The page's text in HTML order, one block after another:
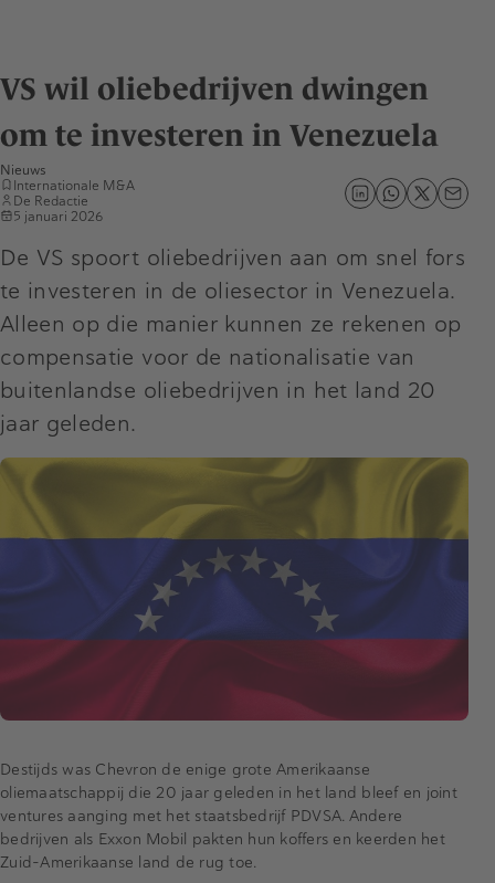
VS wil oliebedrijven dwingen
om te investeren in Venezuela
Nieuws
Internationale M&A
De Redactie
5 januari 2026
De VS spoort oliebedrijven aan om snel fors
te investeren in de oliesector in Venezuela.
Alleen op die manier kunnen ze rekenen op
compensatie voor de nationalisatie van
buitenlandse oliebedrijven in het land 20
jaar geleden.
Destijds was Chevron de enige grote Amerikaanse
oliemaatschappij die 20 jaar geleden in het land bleef en joint
ventures aanging met het staatsbedrijf PDVSA. Andere
bedrijven als Exxon Mobil pakten hun koffers en keerden het
Zuid-Amerikaanse land de rug toe.